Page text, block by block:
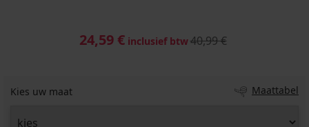
24,59 € inclusief btw40,99 €
Kies uw maat Maattabel